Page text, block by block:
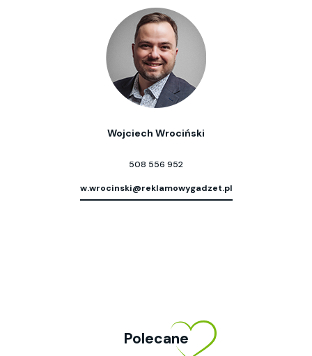
Wojciech Wrociński
508 556 952
w.wrocinski@reklamowygadzet.pl
Polecane